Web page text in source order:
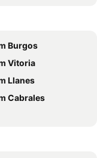
la costa trasmiera
de Veracruz
Burgos
Vitoria
Llanes
Cabrales